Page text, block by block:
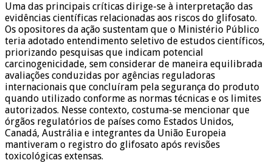
Uma das principais críticas dirige-se à interpretação das
evidências científicas relacionadas aos riscos do glifosato.
Os opositores da ação sustentam que o Ministério Público
teria adotado entendimento seletivo de estudos científicos,
priorizando pesquisas que indicam potencial
carcinogenicidade, sem considerar de maneira equilibrada
avaliações conduzidas por agências reguladoras
internacionais que concluíram pela segurança do produto
quando utilizado conforme as normas técnicas e os limites
autorizados. Nesse contexto, costuma-se mencionar que
órgãos regulatórios de países como Estados Unidos,
Canadá, Austrália e integrantes da União Europeia
mantiveram o registro do glifosato após revisões
toxicológicas extensas.